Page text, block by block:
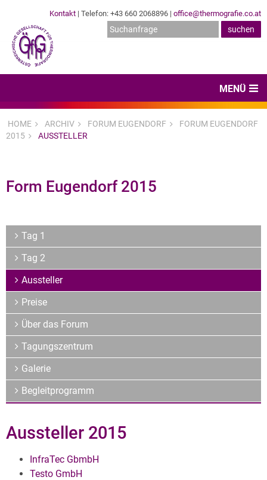
Kontakt | Telefon: +43 660 2068896 | office@thermografie.co.at
MENÜ
News & Veranstaltungen
Dienstleister
Expertenwissen & Normen
Archiv
Über uns
HOME ARCHIV FORUM EUGENDORF
FORUM EUGENDORF
2015
AUSSTELLER
Form Eugendorf 2015
Tag 1
Tag 2
Aussteller
Preise
Über das Forum
Tagungszentrum
Galerie
Begleitprogramm
Aussteller 2015
InfraTec GbmbH
Testo GmbH